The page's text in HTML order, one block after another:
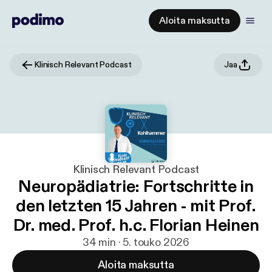
Aloita maksutta
Klinisch Relevant Podcast Jaa
Klinisch Relevant Podcast
Neuropädiatrie: Fortschritte in
den letzten 15 Jahren - mit Prof.
Dr. med. Prof. h.c. Florian Heinen
34 min · 5. touko 2026
Aloita maksutta